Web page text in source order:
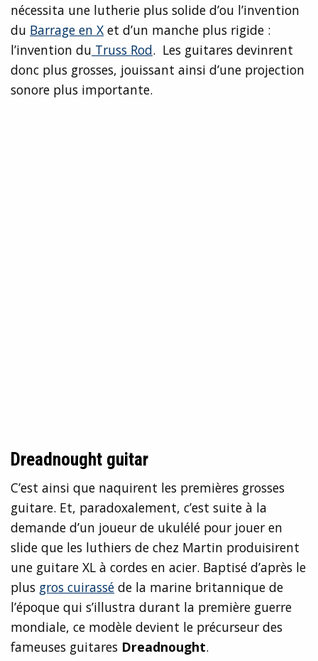
nécessita une lutherie plus solide d’ou l’invention
du Barrage en X et d’un manche plus rigide :
l’invention du Truss Rod. Les guitares devinrent
donc plus grosses, jouissant ainsi d’une projection
sonore plus importante.
Dreadnought guitar
C’est ainsi que naquirent les premières grosses
guitare. Et, paradoxalement, c’est suite à la
demande d’un joueur de ukulélé pour jouer en
slide que les luthiers de chez Martin produisirent
une guitare XL à cordes en acier. Baptisé d’après le
plus gros cuirassé de la marine britannique de
l’époque qui s’illustra durant la première guerre
mondiale, ce modèle devient le précurseur des
fameuses guitares Dreadnought.